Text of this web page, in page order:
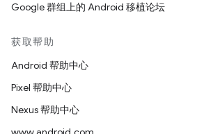
Google 群组上的 Android 移植论坛
获取帮助
Android 帮助中心
Pixel 帮助中心
Nexus 帮助中心